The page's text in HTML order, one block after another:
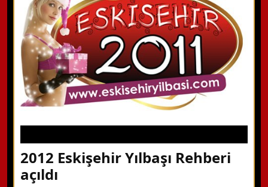
2012 Eskişehir Yılbaşı Rehberi
açıldı